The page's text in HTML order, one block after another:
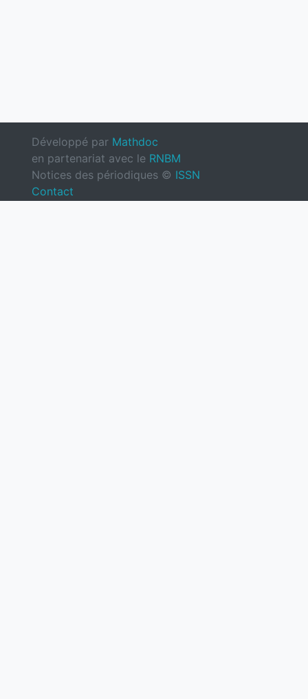
Développé par Mathdoc
en partenariat avec le RNBM
Notices des périodiques © ISSN
Contact